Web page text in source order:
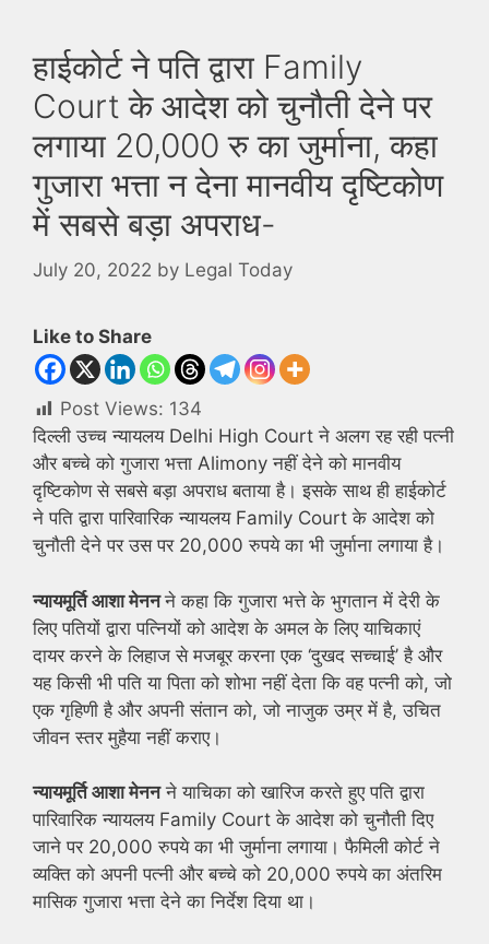
हाईकोर्ट ने पति द्वारा Family
Court के आदेश को चुनौती देने पर
लगाया 20,000 रु का जुर्माना, कहा
गुजारा भत्ता न देना मानवीय दृष्टिकोण
में सबसे बड़ा अपराध-
July 20, 2022 by Legal Today
Like to Share
Post Views: 134
दिल्ली उच्च न्यायलय Delhi High Court ने अलग रह रही पत्नी
और बच्चे को गुजारा भत्ता Alimony नहीं देने को मानवीय
दृष्टिकोण से सबसे बड़ा अपराध बताया है। इसके साथ ही हाईकोर्ट
ने पति द्वारा पारिवारिक न्यायलय Family Court के आदेश को
चुनौती देने पर उस पर 20,000 रुपये का भी जुर्माना लगाया है।
न्यायमूर्ति आशा मेननने कहा कि गुजारा भत्ते के भुगतान में देरी के
लिए पतियों द्वारा पत्नियों को आदेश के अमल के लिए याचिकाएं
दायर करने के लिहाज से मजबूर करना एक ‘दुखद सच्चाई’ है और
यह किसी भी पति या पिता को शोभा नहीं देता कि वह पत्नी को, जो
एक गृहिणी है और अपनी संतान को, जो नाजुक उम्र में है, उचित
जीवन स्तर मुहैया नहीं कराए।
न्यायमूर्ति आशा मेननने याचिका को खारिज करते हुए पति द्वारा
पारिवारिक न्यायलय Family Court के आदेश को चुनौती दिए
जाने पर 20,000 रुपये का भी जुर्माना लगाया। फैमिली कोर्ट ने
व्यक्ति को अपनी पत्नी और बच्चे को 20,000 रुपये का अंतरिम
मासिक गुजारा भत्ता देने का निर्देश दिया था।